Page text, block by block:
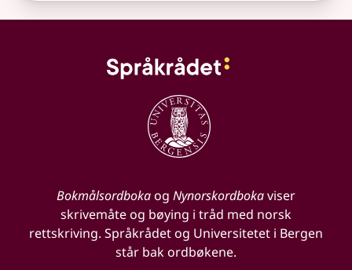
Bokmålsordbokaog Nynorskordbokaviser
skrivemåte og bøying i tråd med norsk
rettskriving. Språkrådet og Universitetet i Bergen
står bak ordbøkene.